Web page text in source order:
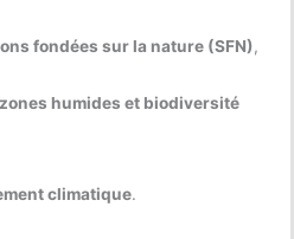
fondées sur la nature (SFN),
humides et biodiversité
climatique.